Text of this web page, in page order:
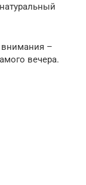
внимания –
вечера.